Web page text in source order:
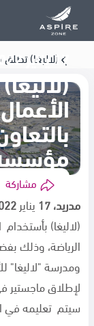
مع الشريك
17 يناير 2022 - الاعمال
مؤسسة
مشاركة
مدريد،17 يناير
(لاليغا)
الرياضة، وذلك
ومدرسة "لاليغا"
لإطلاق ماجستير
سيتم تعليمه في